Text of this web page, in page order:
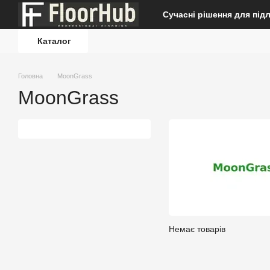
Перейти до основного контенту
Сучасні рішення для
Каталог
Головна MoonGrass
MoonGrass
Немає товарів